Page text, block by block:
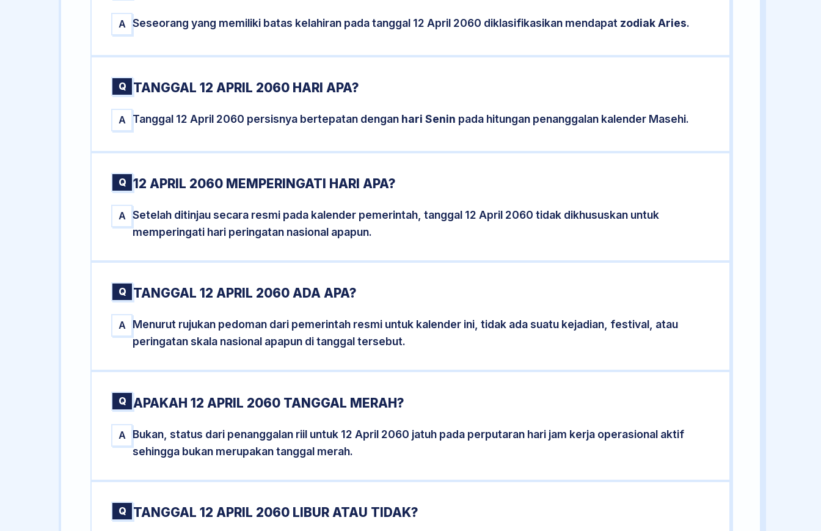
A Seseorang yang memiliki batas kelahiran pada tanggal 12 April 2060 diklasifikasikan mendapat zodiak Aries.
Q TANGGAL 12 APRIL 2060 HARI APA?
A Tanggal 12 April 2060 persisnya bertepatan dengan hari Senin pada hitungan penanggalan kalender Masehi.
Q 12 APRIL 2060 MEMPERINGATI HARI APA?
A
Setelah ditinjau secara resmi pada kalender pemerintah, tanggal 12 April 2060 tidak dikhususkan untuk
memperingati hari peringatan nasional apapun.
Q TANGGAL 12 APRIL 2060 ADA APA?
A
Menurut rujukan pedoman dari pemerintah resmi untuk kalender ini, tidak ada suatu kejadian, festival, atau
peringatan skala nasional apapun di tanggal tersebut.
Q APAKAH 12 APRIL 2060 TANGGAL MERAH?
A
Bukan, status dari penanggalan riil untuk 12 April 2060 jatuh pada perputaran hari jam kerja operasional aktif
sehingga bukan merupakan tanggal merah.
Q TANGGAL 12 APRIL 2060 LIBUR ATAU TIDAK?